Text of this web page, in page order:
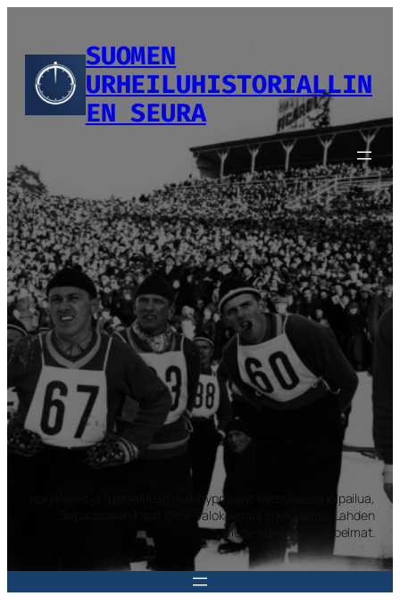
SUOMEN
URHEILUHISTORIALLIN
EN SEURA
Norjalaiset ja ruotsalaiset mäkihyppääjät katsomassa kilpailua,
Salpausselän kisat 1959. Valokuvaaja Erkki Halme. Lahden
museoiden kuvakokoelmat.